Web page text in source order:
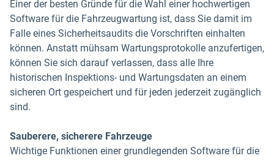
Einer der besten Gründe für die Wahl einer hochwertigen
Software für die Fahrzeugwartung ist, dass Sie damit im
Falle eines Sicherheitsaudits die Vorschriften einhalten
können. Anstatt mühsam Wartungsprotokolle anzufertigen,
können Sie sich darauf verlassen, dass alle Ihre
historischen Inspektions- und Wartungsdaten an einem
sicheren Ort gespeichert und für jeden jederzeit zugänglich
sind.
Sauberere, sicherere Fahrzeuge
Wichtige Funktionen einer grundlegenden Software für die